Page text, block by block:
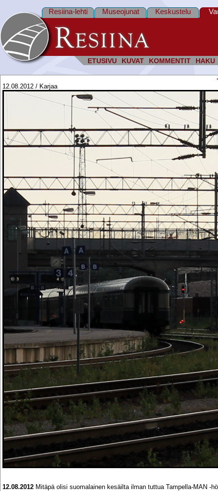
ETUSIVU KUVAT KOMMENTIT HAKU
Resiina-lehti Museojunat Keskustelu
12.08.2012 / Karjaa
12.08.2012 Mitäpä olisi suomalainen kesäilta ilman tuttua Tampella-MAN -